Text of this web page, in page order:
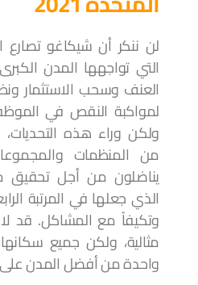
لن ننكر أن شيكاغو
التي تواجهها المدن
العنف وسحب الاستثمار
لمواكبة النقص في
ولكن وراء هذه
من المنظمات
يناضلون من أجل تحقيق
الذي جعلها في المرتبة
وتكيفاً مع المشاكل. قد
مثالية، ولكن جميع
واحدة من أفضل المدن على